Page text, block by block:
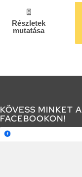
Részletek
mutatása
KÖVESS MINKET A
FACEBOOKON!